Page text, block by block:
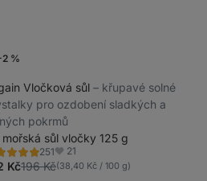
2 %
Vločková sůl ⁠–⁠ křupavé solné
pro ozdobení sladkých a
pokrmů
sůl vločky 125 g
251 Oblíbené
21
Kč196 Kč(38,40 Kč / 100 g)